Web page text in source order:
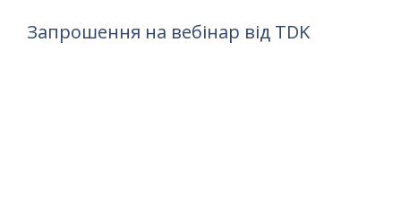
Запрошення на вебінар від TDK